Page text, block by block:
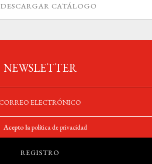
DESCARGAR CATÁLOGO
NEWSLETTER
Acepto lapolítica de privacidad